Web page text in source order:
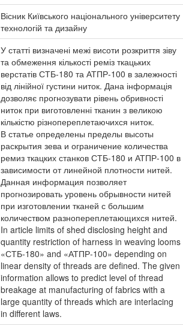
Вісник Київського національного університету
технологій та дизайну
У статті визначені межі висоти розкриття зіву
та обмеження кількості реміз ткацьких
верстатів СТБ-180 та АТПР-100 в залежності
від лінійної густини ниток. Дана інформація
дозволяє прогнозувати рівень обривності
ниток при виготовленні тканин з великою
кількістю різнопереплетаючихся ниток.
В статье определены пределы высоты
раскрытия зева и ограничение количества
ремиз ткацких станков СТБ-180 и АТПР-100 в
зависимости от линейной плотности нитей.
Данная информация позволяет
прогнозировать уровень обрывности нитей
при изготовлении тканей с большим
количеством разнопереплетающихся нитей.
In article limits of shed disclosing height and
quantity restriction of harness in weaving looms
«СТБ-180» and «АТПР-100» depending on
linear density of threads are defined. The given
information allows to predict level of thread
breakage at manufacturing of fabrics with a
large quantity of threads which are interlacing
in different laws.